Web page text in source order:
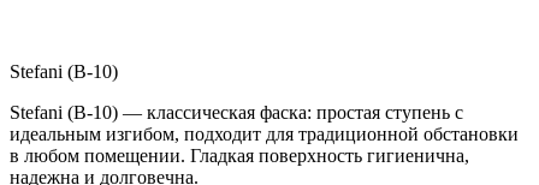
Stefani (B-10)
Stefani (B-10) — классическая фаска: простая ступень с
идеальным изгибом, подходит для традиционной обстановки
в любом помещении. Гладкая поверхность гигиенична,
надежна и долговечна.